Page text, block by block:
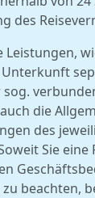
des
Leistungen,
die
des
Sie eine
beachten,